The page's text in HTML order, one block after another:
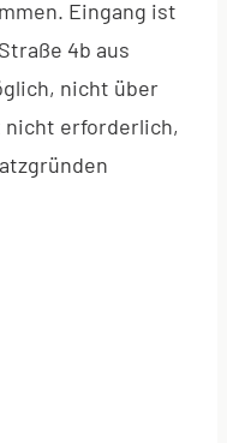
Eingang ist
4b aus
nicht über
nicht erforderlich,